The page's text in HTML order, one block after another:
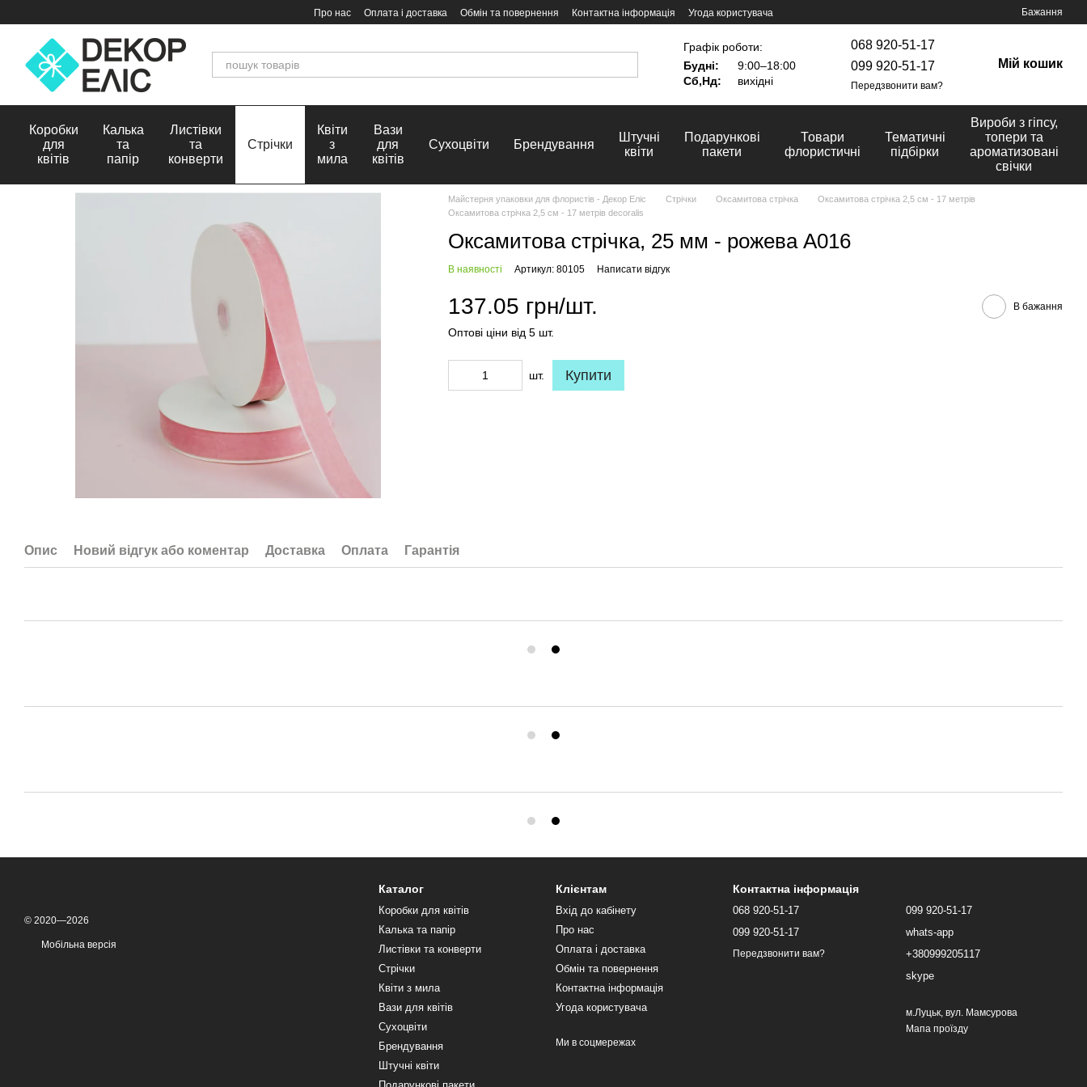
Про нас Оплата і доставка Обмін та повернення Контактна інформація Угода користувача Бажання
Графік роботи:
Будні:
9:00–18:00
Сб,Нд:
вихідні
068 920-51-17
099 920-51-17
Передзвонити вам?
Мій кошик
Коробки
для
квітів
Калька
та
папір
Листівки
та
конверти
Стрічки
Квіти
з
мила
Вази
для
квітів
Сухоцвіти Брендування
Штучні
квіти
Подарункові
пакети
Товари
флористичні
Тематичні
підбірки
Вироби з гіпсу,
топери та
ароматизовані
свічки
Майстерня упаковки для флористів - Декор Еліс Стрічки Оксамитова стрічка
Оксамитова стрічка 2,5 см - 17 метрів
Оксамитова стрічка 2,5 см - 17 метрів decoralis
Оксамитова стрічка, 25 мм - рожева А016
В наявності Артикул: 80105 Написати відгук
137.05 грн/шт. В бажання
Оптові ціни від 5 шт.
шт. Купити
Опис Новий відгук або коментар Доставка Оплата Гарантія
© 2020—2026
Мобільна версія
Каталог
Коробки для квітів
Калька та папір
Листівки та конверти
Стрічки
Квіти з мила
Вази для квітів
Сухоцвіти
Брендування
Штучні квіти
Клієнтам
Вхід до кабінету
Про нас
Оплата і доставка
Обмін та повернення
Контактна інформація
Угода користувача
Ми в соцмережах
Контактна інформація
068 920-51-17
099 920-51-17
Передзвонити вам?
099 920-51-17
whats-app
+380999205117
skype
м.Луцьк, вул. Мамсурова
Мапа проїзду